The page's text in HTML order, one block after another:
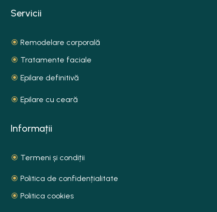
Servicii
Remodelare corporală
Tratamente faciale
Epilare definitivă
Epilare cu ceară
Informații
Termeni și condiții
Politica de confidențialitate
Politica cookies